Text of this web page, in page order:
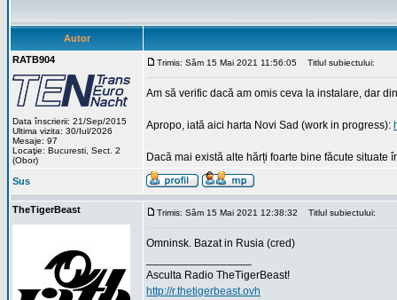
Autor
RATB904
Data înscrierii: 21/Sep/2015
Ultima vizita: 30/Iul/2026
Mesaje: 97
Locaţie: Bucuresti, Sect. 2
(Obor)
Trimis: Sâm 15 Mai 2021 11:56:05 Titlul subiectului:
Am să verific dacă am omis ceva la instalare, dar
Apropo, iată aici harta Novi Sad (work in progress):
Dacă mai există alte hărți foarte bine făcute situate
Sus
TheTigerBeast Trimis: Sâm 15 Mai 2021 12:38:32 Titlul subiectului:
Omninsk. Bazat in Rusia (cred)
Asculta Radio TheTigerBeast!
http://r.thetigerbeast.ovh